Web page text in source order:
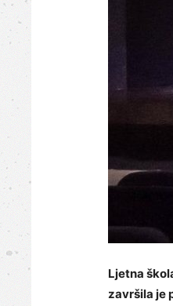
Ljetna
završila je